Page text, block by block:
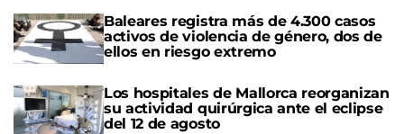
Baleares registra más de 4.300 casos
activos de violencia de género, dos de
ellos en riesgo extremo
Los hospitales de Mallorca reorganizan
su actividad quirúrgica ante el eclipse
del 12 de agosto